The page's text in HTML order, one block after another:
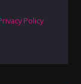
Policy